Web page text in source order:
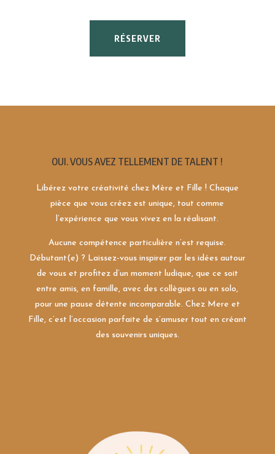
RÉSERVER
OUI. VOUS AVEZ TELLEMENT DE TALENT !
Libérez votre créativité chez Mère et Fille ! Chaque
pièce que vous créez est unique, tout comme
l’expérience que vous vivez en la réalisant.
Aucune compétence particulière n’est requise.
Débutant(e) ? Laissez-vous inspirer par les idées autour
de vous et profitez d’un moment ludique, que ce soit
entre amis, en famille, avec des collègues ou en solo,
pour une pause détente incomparable. Chez Mere et
Fille, c’est l’occasion parfaite de s’amuser tout en créant
des souvenirs uniques.